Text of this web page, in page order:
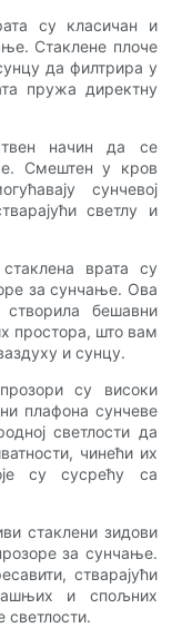
су класичан и
Стаклене плоче
да филтрира у
пружа директну
начин да се
Смештен у кров
сунчевој
светлу и
врата су
за сунчање. Ова
бешавни
простора, што вам
и сунцу.
су високи
плафона сунчеве
светлости да
чинећи их
су сусрећу са
стаклени зидови
за сунчање.
стварајући
и спољних